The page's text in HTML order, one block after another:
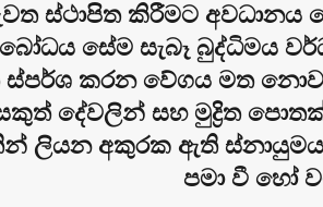
ස්ථාපිත කිරීමට
සේම සැබෑ බුද්ධිමය
ස්පර්ශ කරන වේගය මත
දේවලින් සහ මුද්‍රිත
ලියන අකුරක ඇති
පමා වී හෝ